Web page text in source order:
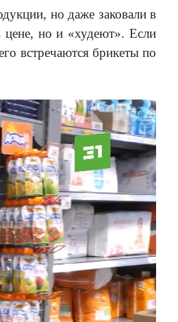
но даже заковали в
цене, но и «худеют». Если
встречаются брикеты по